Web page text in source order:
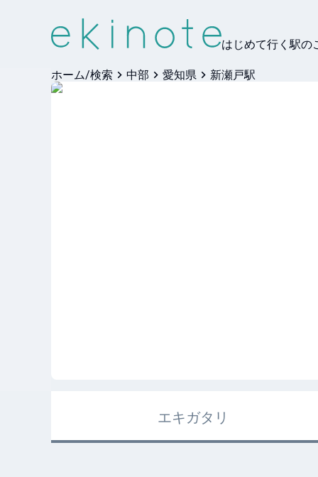
はじめて行く駅の
ホーム/検索 中部 愛知県 新瀬戸駅
エキガタリ